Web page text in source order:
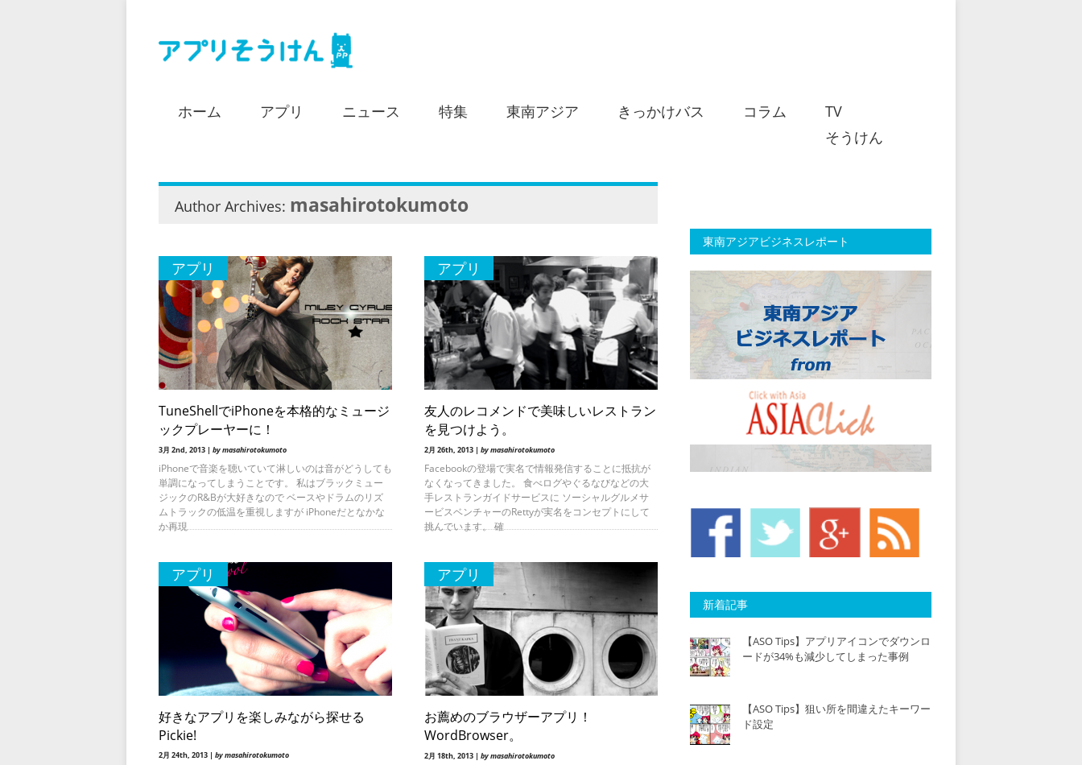
ホーム アプリ ニュース 特集 東南アジア きっかけバス コラム
TV
そうけん
Author Archives: masahirotokumoto
アプリ
TuneShellでiPhoneを本格的なミュージ
ックプレーヤーに！
3月 2nd, 2013 | by masahirotokumoto
iPhoneで音楽を聴いていて淋しいのは音がどうしても
単調になってしまうことです。 私はブラックミュー
ジックのR&Bが大好きなので ベースやドラムのリズ
ムトラックの低温を重視しますが iPhoneだとなかな
か再現
アプリ
友人のレコメンドで美味しいレストラン
を見つけよう。
2月 26th, 2013 | by masahirotokumoto
Facebookの登場で実名で情報発信することに抵抗が
なくなってきました。 食べログやぐるなびなどの大
手レストランガイドサービスに ソーシャルグルメサ
ービスベンチャーのRettyが実名をコンセプトにして
挑んでいます。 確
アプリ
好きなアプリを楽しみながら探せる
Pickie!
2月 24th, 2013 | by masahirotokumoto
アプリ
お薦めのブラウザーアプリ！
WordBrowser。
2月 18th, 2013 | by masahirotokumoto
東南アジアビジネスレポート
新着記事
【ASO Tips】アプリアイコンでダウンロ
ードが34%も減少してしまった事例
【ASO Tips】狙い所を間違えたキーワー
ド設定